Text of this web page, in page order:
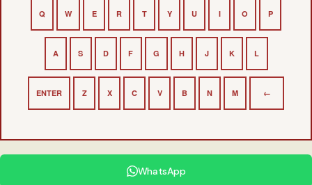
Q W E R T Y U I O P
A S D F G H J K L
ENTER Z X C V B N M ←
WhatsApp